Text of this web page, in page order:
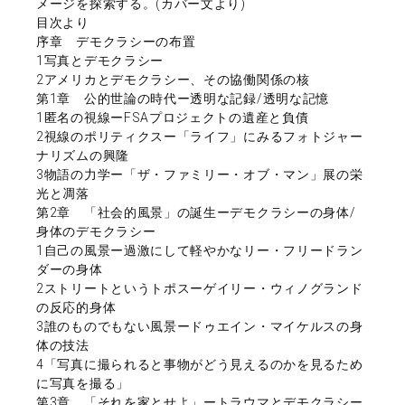
メージを探索する。(カバー文より)
目次より
序章 デモクラシーの布置
1写真とデモクラシー
2アメリカとデモクラシー、その協働関係の核
第1章 公的世論の時代ー透明な記録/透明な記憶
1匿名の視線ーFSAプロジェクトの遺産と負債
2視線のポリティクスー「ライフ」にみるフォトジャー
ナリズムの興隆
3物語の力学ー「ザ・ファミリー・オブ・マン」展の栄
光と凋落
第2章 「社会的風景」の誕生ーデモクラシーの身体/
身体のデモクラシー
1自己の風景ー過激にして軽やかなリー・フリードラン
ダーの身体
2ストリートというトポスーゲイリー・ウィノグランド
の反応的身体
3誰のものでもない風景ードゥエイン・マイケルスの身
体の技法
4「写真に撮られると事物がどう見えるのかを見るため
に写真を撮る」
第3章 「それを家とせよ」ートラウマとデモクラシー